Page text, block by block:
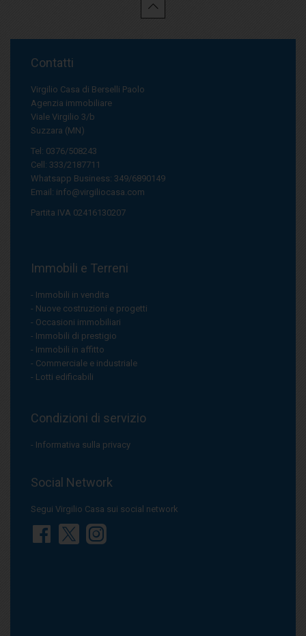
Contatti
Virgilio Casa di Berselli Paolo
Agenzia immobiliare
Viale Virgilio 3/b
Suzzara (MN)
Tel: 0376/508243
Cell: 333/2187711
Whatsapp Business: 349/6890149
Email: info@virgiliocasa.com
Partita IVA 02416130207
Immobili e Terreni
Immobili in vendita
Nuove costruzioni e progetti
Occasioni immobiliari
Immobili di prestigio
Immobili in affitto
Commerciale e industriale
Lotti edificabili
Condizioni di servizio
Informativa sulla privacy
Social Network
Segui Virgilio Casa sui social network